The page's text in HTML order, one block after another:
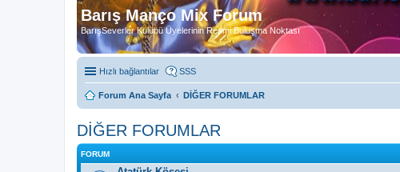
Barış Manço Mix Forum
BarışSeverler Kulübü Üyelerinin Resmi Buluşma Noktası
Hızlı bağlantılar SSS
Forum Ana Sayfa DİĞER FORUMLAR
DİĞER FORUMLAR
FORUM